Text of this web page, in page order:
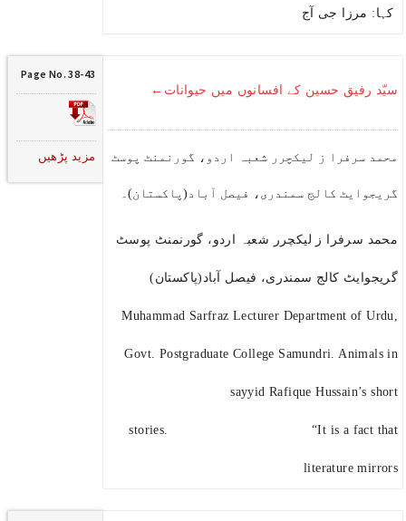
کہا: مرزا جی آج
سیّد رفیق حسین کے افسانوں میں حیوانات←
محمد سرفرا ز لیکچرر شعبہ اردو، گورنمنٹ پوسٹ
گریجوایٹ کالج سمندری، فیصل آباد(پاکستان)۔
محمد سرفرا ز لیکچرر شعبہ اردو، گورنمنٹ پوسٹ
گریجوایٹ کالج سمندری، فیصل آباد(پاکستان)
Muhammad Sarfraz Lecturer Department of Urdu,
Govt. Postgraduate College Samundri. Animals in
sayyid Rafique Hussain’s short
stories. “It is a fact that
literature mirrors
Page No. 38-43
مزید پڑھیں